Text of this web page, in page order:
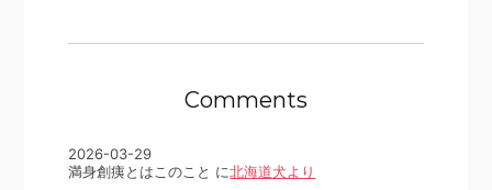
Comments
2026-03-29
満身創痍とはこのこと に北海道犬より